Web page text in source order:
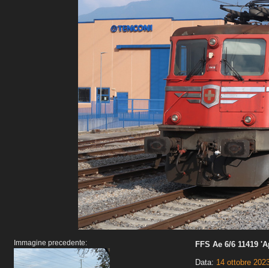
Immagine precedente:
FFS Ae 6/6 11419
Data: 14 ottobre